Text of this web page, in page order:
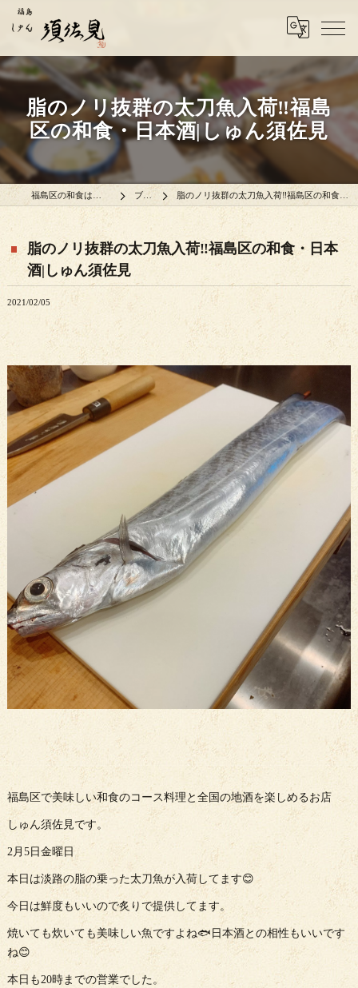
脂のノリ抜群の太刀魚入荷‼️福島
区の和食・日本酒|しゅん須佐見
ブログ 脂のノリ抜群の太刀魚入荷‼️福島区の和食・日本酒|しゅん須佐見
脂のノリ抜群の太刀魚入荷‼️福島区の和食・日本
酒|しゅん須佐見
2021/02/05
福島区で美味しい和食のコース料理と全国の地酒を楽しめるお店
しゅん須佐見です。
2月5日金曜日
本日は淡路の脂の乗った太刀魚が入荷してます😊
今日は鮮度もいいので炙りで提供してます。
焼いても炊いても美味しい魚ですよね🐟日本酒との相性もいいです
ね😊
本日も20時までの営業でした。